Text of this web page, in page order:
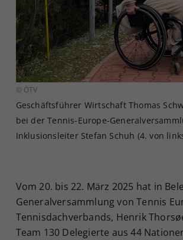
© ÖTV
Geschäftsführer Wirtschaft Thomas
bei der Tennis-Europe-
Inklusionsleiter Stefan Schuh (4. von
Vom 20. bis 22. März 2025 hat in
Generalversammlung von Tennis
Tennisdachverbands, Henrik
Team 130 Delegierte aus 44